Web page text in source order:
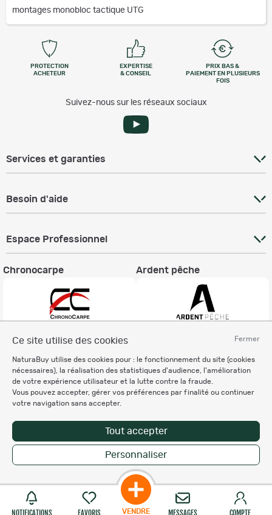
Fermer
Ce site utilise des cookies
NaturaBuy utilise des cookies pour : le fonctionnement du site (cookies
nécessaires), la réalisation des statistiques d'audience, l'amélioration
de votre expérience utilisateur et la lutte contre la fraude.
Vous pouvez accepter, gérer vos préférences par finalité ou continuer
votre navigation sans accepter.
Tout accepter
Personnaliser
NOTIFICATIONS FAVORIS VENDRE MESSAGES COMPTE
montages monobloc tactique UTG
PROTECTION
ACHETEUR
EXPERTISE
& CONSEIL
PRIX BAS &
PAIEMENT EN PLUSIEURS
FOIS
Suivez-nous sur les réseaux sociaux
Services et garanties
Besoin d'aide
Espace Professionnel
Chronocarpe Ardent pêche
Charte éthique
Mentions légales
Règlement & Conditions d'utilisation
Politique de protection
des données personnelles
Personnalisation des cookies
Copyright © 2007-2026 NaturaBuy. Tous droits réservés. N°CNIL: 1239459.
Les marques commerciales mentionnées appartiennent à leurs propriétaires
respectifs in 0.061 s
Suggestions de recherche
Site NaturaBuy classique